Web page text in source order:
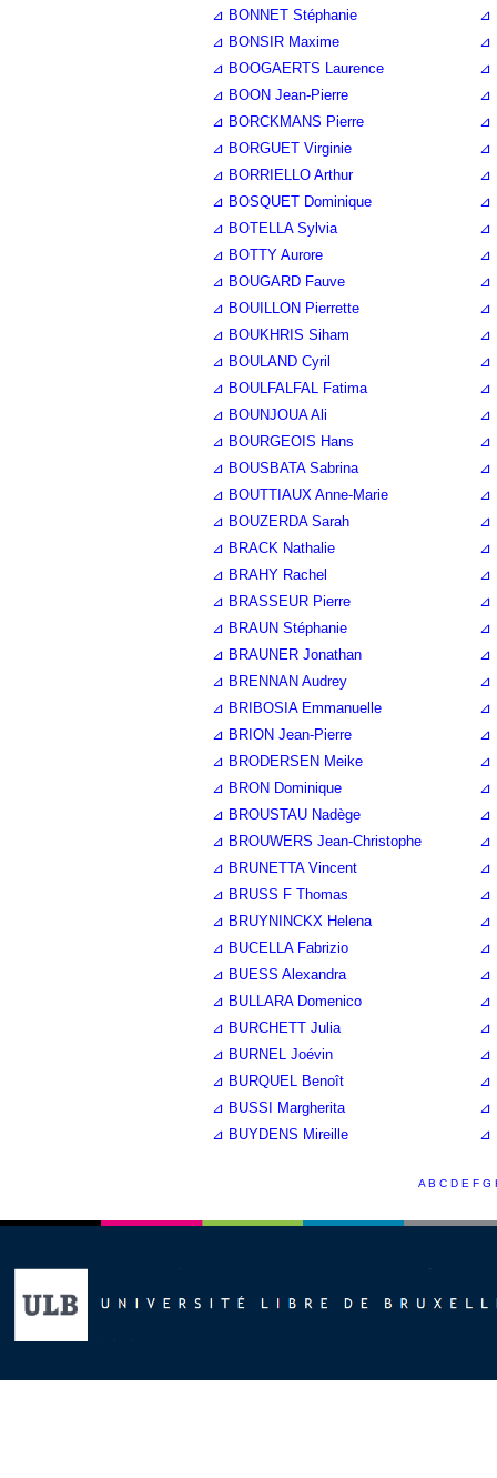
⊿ BONNET Stéphanie
⊿
⊿ BONSIR Maxime
⊿
⊿ BOOGAERTS Laurence
⊿
⊿ BOON Jean-Pierre
⊿
⊿ BORCKMANS Pierre
⊿
⊿ BORGUET Virginie
⊿
⊿ BORRIELLO Arthur
⊿
⊿ BOSQUET Dominique
⊿
⊿ BOTELLA Sylvia
⊿
⊿ BOTTY Aurore
⊿
⊿ BOUGARD Fauve
⊿
⊿ BOUILLON Pierrette
⊿
⊿ BOUKHRIS Siham
⊿
⊿ BOULAND Cyril
⊿
⊿ BOULFALFAL Fatima
⊿
⊿ BOUNJOUA Ali
⊿
⊿ BOURGEOIS Hans
⊿
⊿ BOUSBATA Sabrina
⊿
⊿ BOUTTIAUX Anne-Marie
⊿
⊿ BOUZERDA Sarah
⊿
⊿ BRACK Nathalie
⊿
⊿ BRAHY Rachel
⊿
⊿ BRASSEUR Pierre
⊿
⊿ BRAUN Stéphanie
⊿
⊿ BRAUNER Jonathan
⊿
⊿ BRENNAN Audrey
⊿
⊿ BRIBOSIA Emmanuelle
⊿
⊿ BRION Jean-Pierre
⊿
⊿ BRODERSEN Meike
⊿
⊿ BRON Dominique
⊿
⊿ BROUSTAU Nadège
⊿
⊿ BROUWERS Jean-Christophe
⊿
⊿ BRUNETTA Vincent
⊿
⊿ BRUSS F Thomas
⊿
⊿ BRUYNINCKX Helena
⊿
⊿ BUCELLA Fabrizio
⊿
⊿ BUESS Alexandra
⊿
⊿ BULLARA Domenico
⊿
⊿ BURCHETT Julia
⊿
⊿ BURNEL Joévin
⊿
⊿ BURQUEL Benoît
⊿
⊿ BUSSI Margherita
⊿
⊿ BUYDENS Mireille
⊿
ABCDEFG